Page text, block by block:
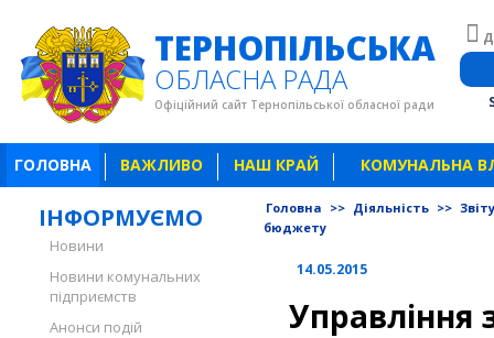
ТЕРНОПІЛЬСЬКА
ОБЛАСНА РАДА
Офіційний сайт Тернопільської обласної ради
ГОЛОВНА ВАЖЛИВО НАШ КРАЙ КОМУНАЛЬНА
ІНФОРМУЄМО
Новини
Новини комунальних
підприємств
Анонси подій
Головна >> Діяльність >>
бюджету
14.05.2015
Управління